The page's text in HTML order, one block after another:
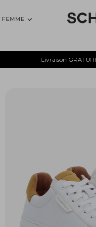
FEMME
Livraison